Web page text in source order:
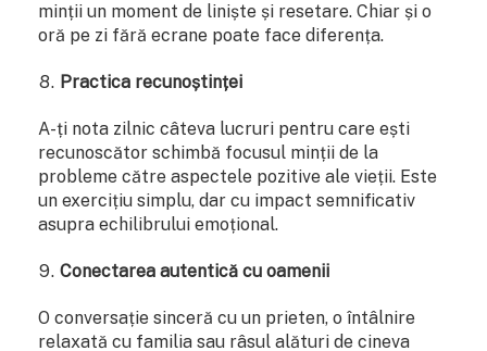
minții un moment de liniște și resetare. Chiar și o
oră pe zi fără ecrane poate face diferența.
Practica recunoștinței
A-ți nota zilnic câteva lucruri pentru care ești
recunoscător schimbă focusul minții de la
probleme către aspectele pozitive ale vieții. Este
un exercițiu simplu, dar cu impact semnificativ
asupra echilibrului emoțional.
Conectarea autentică cu oamenii
O conversație sinceră cu un prieten, o întâlnire
relaxată cu familia sau râsul alături de cineva